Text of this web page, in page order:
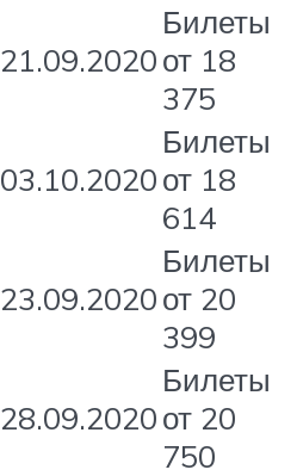
21.09.2020
Билеты
от 18
375
03.10.2020
Билеты
от 18
614
23.09.2020
Билеты
от 20
399
28.09.2020
Билеты
от 20
750